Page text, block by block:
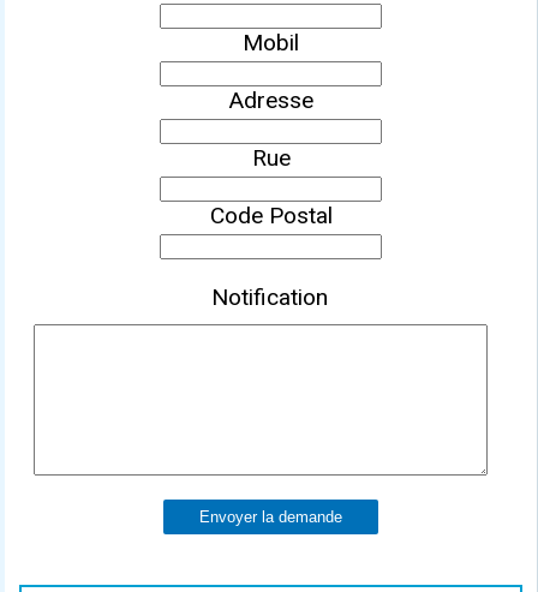
Mobil
Adresse
Rue
Code Postal
Notification
Envoyer la demande